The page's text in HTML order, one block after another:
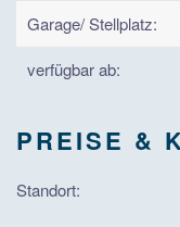
Garage/ Stellplatz:
verfügbar ab:
PREISE &
Standort: